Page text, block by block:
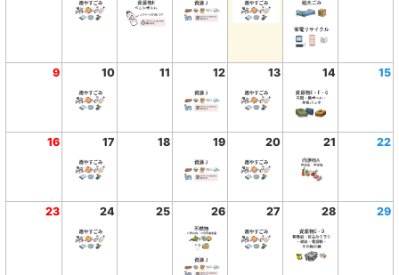
9 10 11 12 13 14 15
16 17 18 19 20 21 22
23 24 25 26 27 28 29